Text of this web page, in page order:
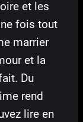
et les
fois tout
marrier
et la
Du
rend
lire en